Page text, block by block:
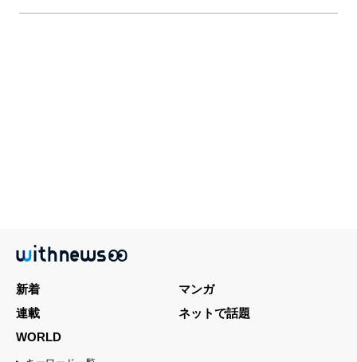
新着
マンガ
連載
ネットで話題
WORLD